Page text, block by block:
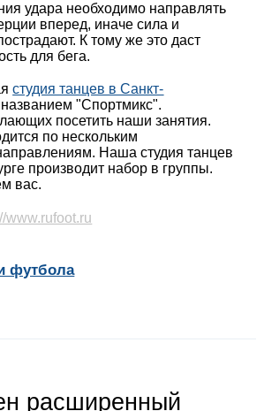
удара необходимо направлять
вперед, иначе сила и
К тому же это даст
для бега.
cтудия танцев в Санкт-
"Спортмикс".
посетить наши занятия.
по нескольким
Наша студия танцев
производит набор в группы.
вас.
www.rufoot.ru
футбола
расширенный